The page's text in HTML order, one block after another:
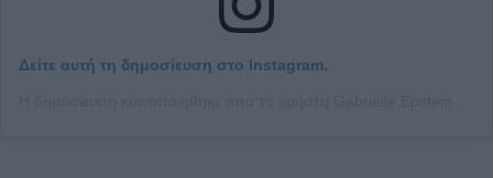
Δείτε αυτή τη δημοσίευση στο Instagram.